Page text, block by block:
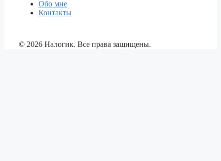
Обо мне
Контакты
© 2026 Налогик. Все права защищены.